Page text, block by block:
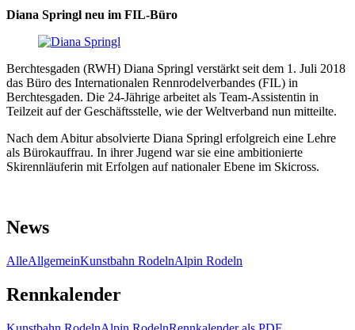
Diana Springl neu im FIL-Büro
Berchtesgaden (RWH) Diana Springl verstärkt seit dem 1. Juli 2018
das Büro des Internationalen Rennrodelverbandes (FIL) in
Berchtesgaden. Die 24-Jährige arbeitet als Team-Assistentin in
Teilzeit auf der Geschäftsstelle, wie der Weltverband nun mitteilte.
Nach dem Abitur absolvierte Diana Springl erfolgreich eine Lehre
als Bürokauffrau. In ihrer Jugend war sie eine ambitionierte
Skirennläuferin mit Erfolgen auf nationaler Ebene im Skicross.
News
AlleAllgemeinKunstbahn RodelnAlpin Rodeln
Rennkalender